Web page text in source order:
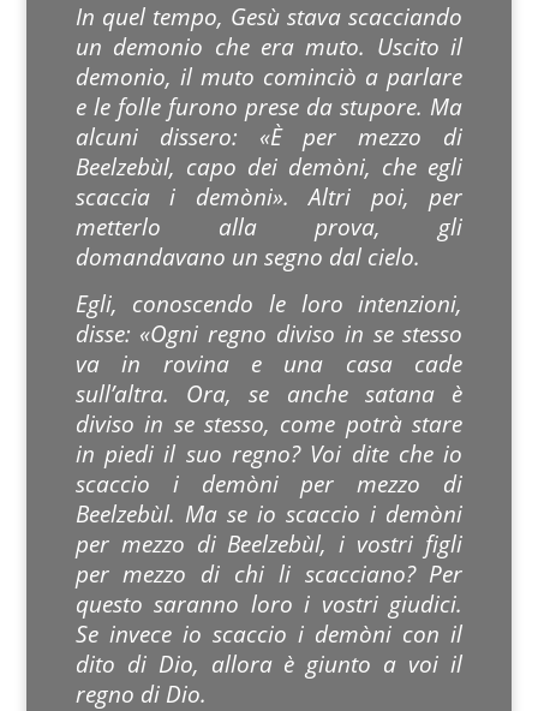
In quel tempo, Gesù stava scacciando
un demonio che era muto. Uscito il
demonio, il muto cominciò a parlare
e le folle furono prese da stupore. Ma
alcuni dissero: «È per mezzo di
Beelzebùl, capo dei demòni, che egli
scaccia i demòni». Altri poi, per
metterlo alla prova, gli
domandavano un segno dal cielo.
Egli, conoscendo le loro intenzioni,
disse: «Ogni regno diviso in se stesso
va in rovina e una casa cade
sull’altra. Ora, se anche satana è
diviso in se stesso, come potrà stare
in piedi il suo regno? Voi dite che io
scaccio i demòni per mezzo di
Beelzebùl. Ma se io scaccio i demòni
per mezzo di Beelzebùl, i vostri figli
per mezzo di chi li scacciano? Per
questo saranno loro i vostri giudici.
Se invece io scaccio i demòni con il
dito di Dio, allora è giunto a voi il
regno di Dio.